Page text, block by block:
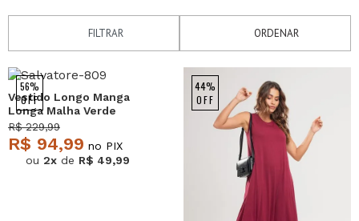
FILTRAR ORDENAR
56%
OFF
Vestido Longo Manga
Longa Malha Verde
Salvatore
R$ 229,99
R$ 94,99 no PIX
ou 2x de R$ 49,99
44%
OFF